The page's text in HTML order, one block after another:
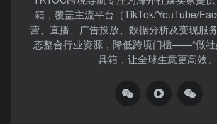
箱，覆盖主流平台（TikTok/YouTube/
营、直播、广告投放、数据分析及变现服
态整合行业资源，降低跨境门槛——“做
具箱，让全球生意更高效